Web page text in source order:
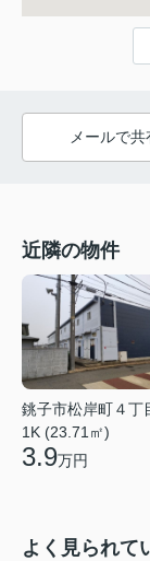
メールで共
近隣の物件
銚子市松岸町４丁
1K (23.71㎡)
3.9万円
よく見られて